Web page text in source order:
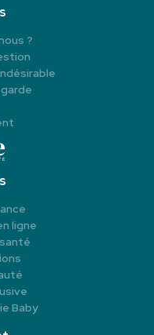
?
ligne
Baby